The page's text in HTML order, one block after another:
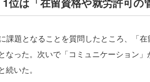
課題となることを質問したところ、「
なった。次いで「コミュニケーション
いた。